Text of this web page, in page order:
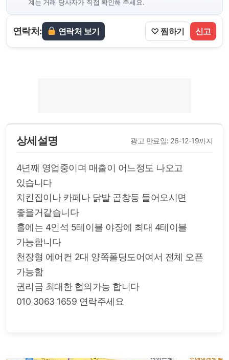
계는 거래 당사자가 직접 확인해 주세요.
연락처: 연락처 보기 ♡ 찜하기 신고
상세설명 광고 만료일: 26-12-19까지
4년째 영업중이며 매출이 어느정도 나오고
있습니다
치킨집이나 카페나 닭발 곱창등 들어오시면
좋을거같습니다
홀에는 4인석 5테이블 야장에 최대 4테이블
가능합니다
천장형 에어컨 2대 양쪽폴딩도어여서 전체 오픈
가능함
권리금 최대한 협의가능 합니다
010 3063 1659 연락주세요